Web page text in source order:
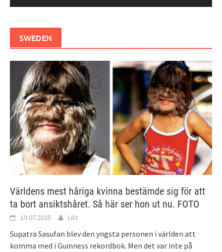
SWEDEN
Världens mest håriga kvinna bestämde sig för att
ta bort ansiktshåret. Så här ser hon ut nu. FOTO
19.07.2025 Lilit
Supatra Sasufan blev den yngsta personen i världen att
komma med i Guinness rekordbok. Men det var inte på